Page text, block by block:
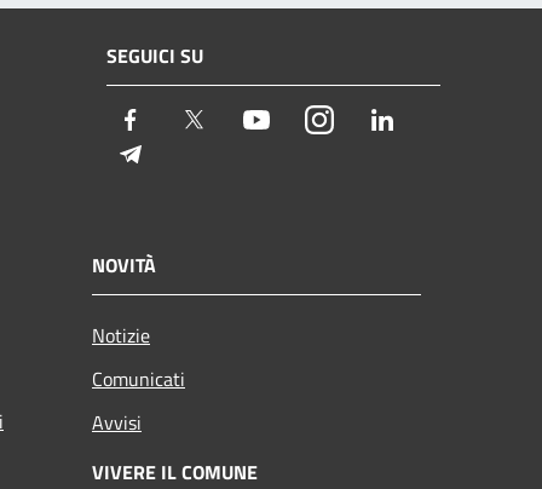
SEGUICI SU
Facebook Twitter YoutubeInstagram
NOVITÀ
Notizie
Comunicati
Avvisi
VIVERE IL COMUNE